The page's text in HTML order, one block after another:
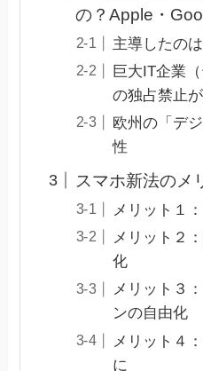
の？Apple・
主導したの
巨大IT企業
の独占禁止
欧州の「デ
性
スマホ新法のメ
メリット１
メリット２
化
メリット３
ンの自由化
メリット４
に